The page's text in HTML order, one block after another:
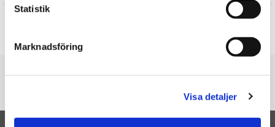
Statistik
Marknadsföring
Visa detaljer
Du är här